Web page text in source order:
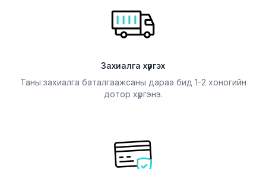
Захиалга хүргэх
Таны захиалга баталгаажсаны дараа бид 1-2 хоногийн
дотор хүргэнэ.